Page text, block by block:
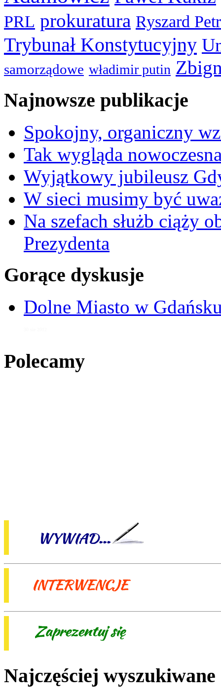
PRL prokuratura Ryszard
Trybunał Konstytucyjny
samorządowe władimir putin
Najnowsze publikacje
Spokojny, organiczny
Tak wygląda
Wyjątkowy jubileusz
W sieci musimy być
Na szefach służb ciąży
Prezydenta
Gorące dyskusje
Dolne Miasto w
Polecamy
Najczęściej wyszukiwane